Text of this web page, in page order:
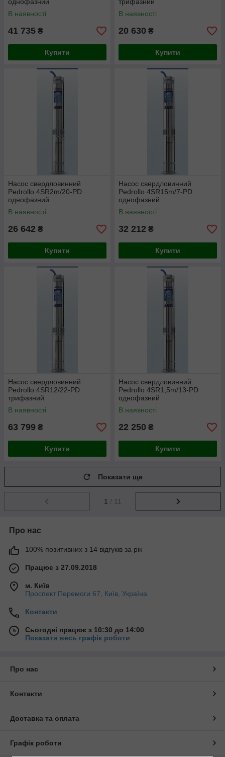
В наявності
41 735 ₴
Купити
В наявності
20 630 ₴
Купити
Насос свердловинний
Pedrollo 4SR2m/20-PD
однофазний
В наявності
26 642 ₴
Купити
Насос свердловинний
Pedrollo 4SR15m/7-PD
однофазний
В наявності
32 212 ₴
Купити
Насос свердловинний
Pedrollo 4SR12/22-PD
трифазний
В наявності
63 799 ₴
Купити
Насос свердловинний
Pedrollo 4SR1,5m/13-PD
однофазний
В наявності
22 250 ₴
Купити
Показати ще
1 / 11
Про нас
100% позитивних з 14 відгуків за рік
Працює з 27.09.2018
м. Київ
Проспект Перемоги 67, Київ, Україна
Контакти
Сьогодні працює з 10:30 до 14:00
Показати весь графік роботи
Про нас
Контакти
Доставка та оплата
Графік роботи